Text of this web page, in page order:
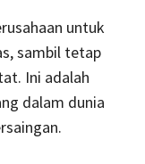
untuk
sambil tetap
Ini adalah
dalam dunia